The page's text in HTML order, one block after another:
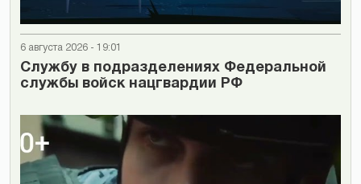
6 августа 2026 - 19:01
Cлужбу в подразделениях Федеральной
службы войск нацгвардии РФ